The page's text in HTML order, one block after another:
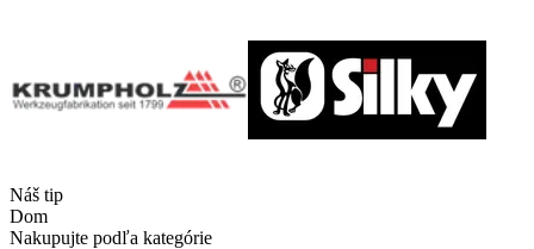
Náš tip
Dom
Nakupujte podľa kategórie